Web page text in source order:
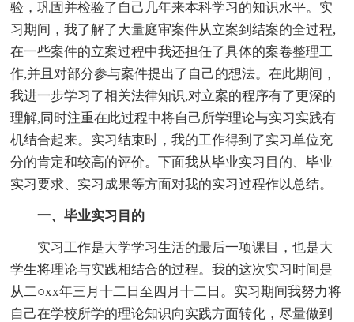
验，巩固并检验了自己几年来本科学习的知识水平。实
习期间，我了解了大量庭审案件从立案到结案的全过程,
在一些案件的立案过程中我还担任了具体的案卷整理工
作,并且对部分参与案件提出了自己的想法。在此期间，
我进一步学习了相关法律知识,对立案的程序有了更深的
理解,同时注重在此过程中将自己所学理论与实习实践有
机结合起来。实习结束时，我的工作得到了实习单位充
分的肯定和较高的评价。下面我从毕业实习目的、毕业
实习要求、实习成果等方面对我的实习过程作以总结。
一、毕业实习目的
实习工作是大学学习生活的最后一项课目，也是大
学生将理论与实践相结合的过程。我的这次实习时间是
从二○xx年三月十二日至四月十二日。实习期间我努力将
自己在学校所学的理论知识向实践方面转化，尽量做到